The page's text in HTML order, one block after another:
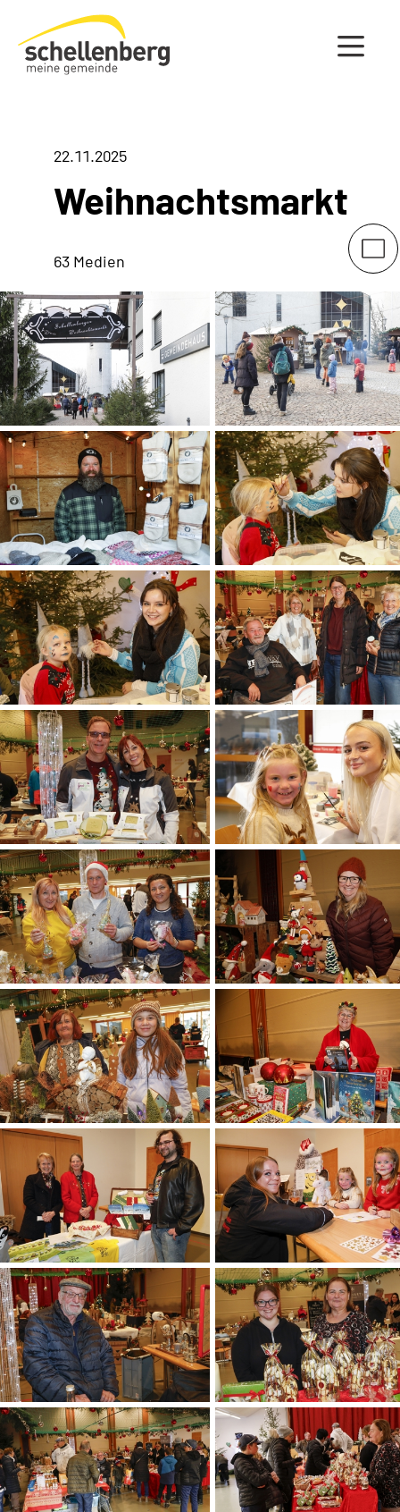
Gemeinde Schellenberg Startseite
22.11.2025
Weihnachtsmarkt
63 Medien